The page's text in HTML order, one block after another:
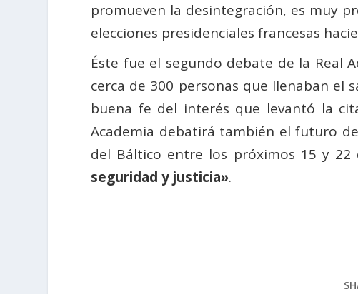
promueven la desintegración, es muy
elecciones presidenciales francesas
Éste fue el segundo debate de la Real
cerca de 300 personas que llenaban el
buena fe del interés que levantó la
Academia debatirá también el futuro
del Báltico entre los próximos 15 y
seguridad y justicia».